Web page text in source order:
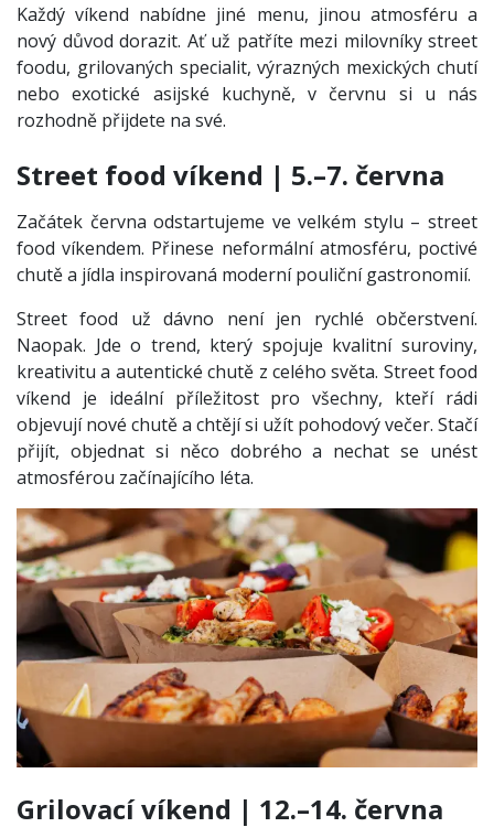
Každý víkend nabídne jiné menu, jinou atmosféru a
nový důvod dorazit. Ať už patříte mezi milovníky street
foodu, grilovaných specialit, výrazných mexických chutí
nebo exotické asijské kuchyně, v červnu si u nás
rozhodně přijdete na své.
Street food víkend | 5.–7. června
Začátek června odstartujeme ve velkém stylu – street
food víkendem. Přinese neformální atmosféru, poctivé
chutě a jídla inspirovaná moderní pouliční gastronomií.
Street food už dávno není jen rychlé občerstvení.
Naopak. Jde o trend, který spojuje kvalitní suroviny,
kreativitu a autentické chutě z celého světa. Street food
víkend je ideální příležitost pro všechny, kteří rádi
objevují nové chutě a chtějí si užít pohodový večer. Stačí
přijít, objednat si něco dobrého a nechat se unést
atmosférou začínajícího léta.
Grilovací víkend | 12.–14. června